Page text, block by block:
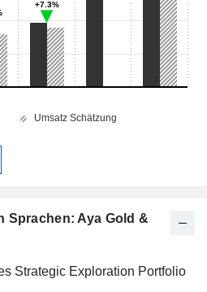
Sprachen: Aya Gold &
Strategic Exploration Portfolio